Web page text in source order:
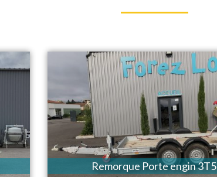
Remorque Porte engin 3T5